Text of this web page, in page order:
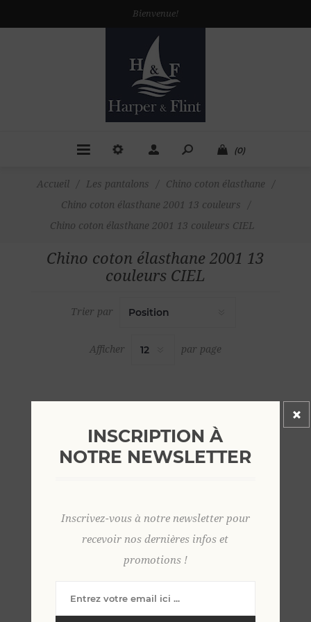
Bienvenue!
(0)
Accueil / Les pantalons / Chino coton élasthane
/
Chino coton élasthane 2001 13 couleurs
/
Chino coton élasthane 2001 13 couleurs CIEL
Chino coton élasthane 2001 13
couleurs CIEL
Trier par
Afficher par page
INSCRIPTION À
NOTRE NEWSLETTER
Inscrivez-vous à notre newsletter pour
recevoir nos dernières infos et
promotions !